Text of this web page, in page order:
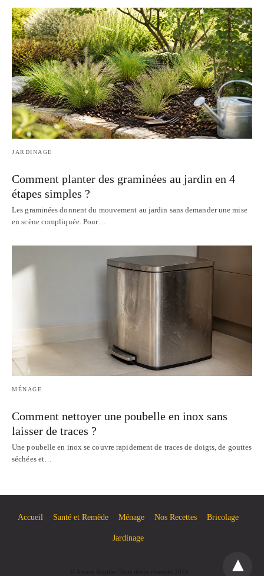
JARDINAGE
Comment planter des graminées au jardin en 4
étapes simples ?
Les graminées donnent du mouvement au jardin sans demander une mise
en scène compliquée. Pour…
MÉNAGE
Comment nettoyer une poubelle en inox sans
laisser de traces ?
Une poubelle en inox se couvre rapidement de traces de doigts, de gouttes
séchées et…
Accueil Santé et Remède Ménage Nos Recettes Bricolage
Jardinage